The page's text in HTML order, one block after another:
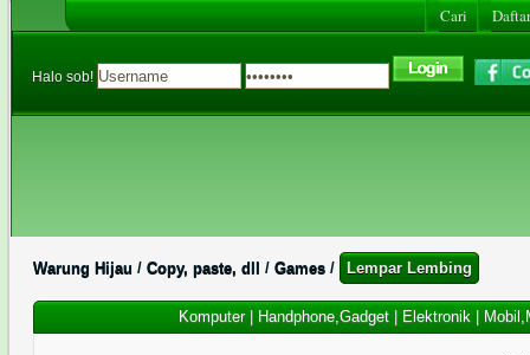
Cari
Halo sob!
Warung Hijau / Copy, paste, dll / Games / Lempar Lembing
Komputer| Handphone,Gadget| Elektronik|